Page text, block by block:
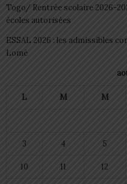
Togo/ Rentrée scolaire 2026-
écoles autorisées
ESSAL 2026 : les admissibles
Lomé
L M M
3 4 5
10 11 12